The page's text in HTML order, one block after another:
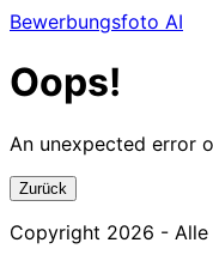
Bewerbungsfoto AI
Oops!
An unexpected error
Zurück
Copyright 2026 - Alle